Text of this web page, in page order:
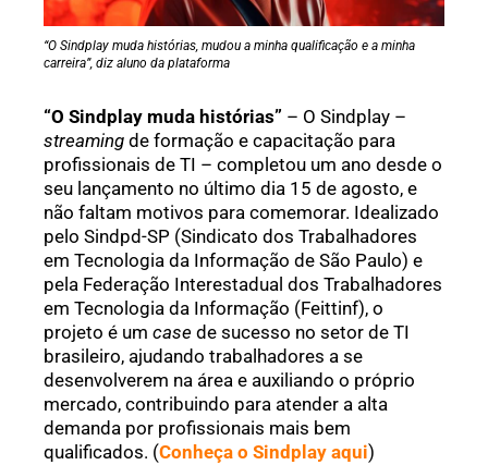
“O Sindplay muda histórias, mudou a minha qualificação e a minha
carreira”, diz aluno da plataforma
“O Sindplay muda histórias” – O Sindplay –
streaming de formação e capacitação para
profissionais de TI – completou um ano desde o
seu lançamento no último dia 15 de agosto, e
não faltam motivos para comemorar. Idealizado
pelo Sindpd-SP (Sindicato dos Trabalhadores
em Tecnologia da Informação de São Paulo) e
pela Federação Interestadual dos Trabalhadores
em Tecnologia da Informação (Feittinf), o
projeto é um case de sucesso no setor de TI
brasileiro, ajudando trabalhadores a se
desenvolverem na área e auxiliando o próprio
mercado, contribuindo para atender a alta
demanda por profissionais mais bem
qualificados. (Conheça o Sindplay aqui)